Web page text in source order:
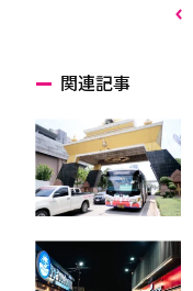
関連記事